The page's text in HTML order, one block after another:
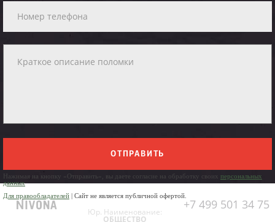
ОТПРАВИТЬ
Нажимая на кнопку «Отправить», вы даете согласие на обработку своих персональных
данных
Для правообладателей | Сайт не является публичной офертой.
+7 499 501 34 75
Юр. Наименование:
ОБЩЕСТВО